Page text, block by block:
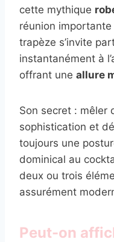
cette mythique
réunion
trapèze s’invite
instantanément à
offrant une allure
Son secret : mêler
sophistication et
toujours une
dominical au
deux ou trois
assurément
Peut-on